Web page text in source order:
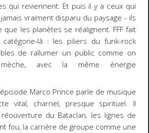
qui reviennent. Et puis il y a ceux qui
vraiment disparu du paysage - ils
que les planètes se réalignent. FFF fait
là : les piliers du funk-rock
de rallumer un public comme on
avec la même énergie
Marco Prince parle de musique
vital, charnel, presque spirituel. Il
du Bataclan, les lignes de
fou, la carrière de groupe comme une